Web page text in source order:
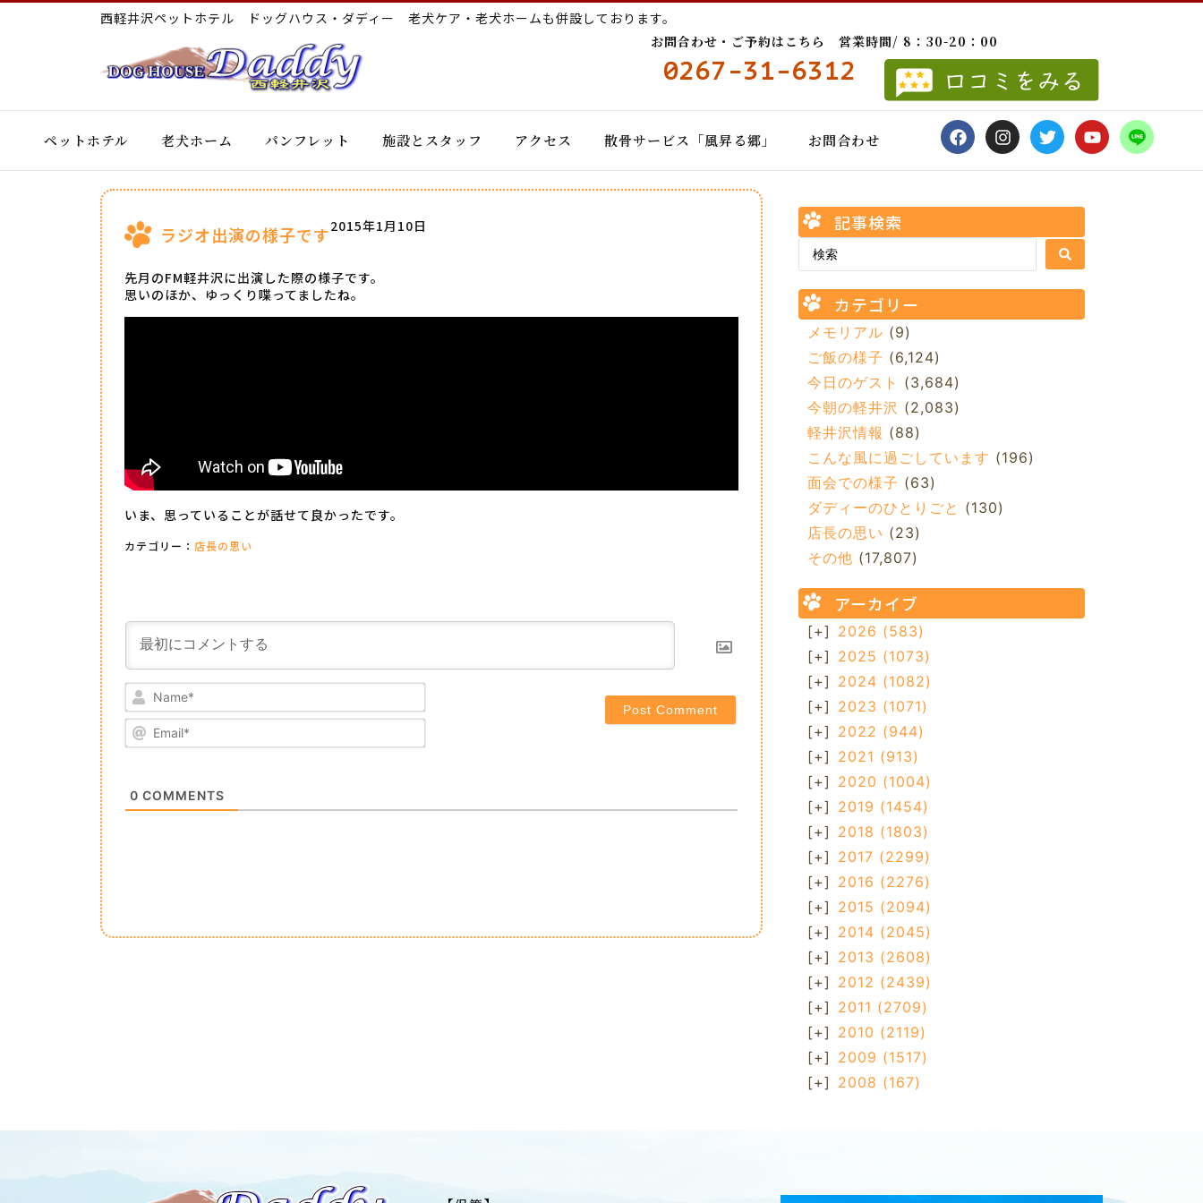
西軽井沢ペットホテル ドッグハウス・ダディー 老犬ケア・老犬ホームも併設しております。
お問合わせ・ご予約はこちら 営業時間/ 8：30-20：00
0267-31-6312
ペットホテル 老犬ホーム パンフレット 施設とスタッフ アクセス 散骨サービス「風昇る郷」 お問合わせ
ラジオ出演の様子です2015年1月10日
先月のFM軽井沢に出演した際の様子です。
思いのほか、ゆっくり喋ってましたね。
いま、思っていることが話せて良かったです。
カテゴリー： 店長の思い
Name*
Email*
0 COMMENTS
記事検索
カテゴリー
メモリアル (9)
ご飯の様子 (6,124)
今日のゲスト (3,684)
今朝の軽井沢 (2,083)
軽井沢情報 (88)
こんな風に過ごしています (196)
面会での様子 (63)
ダディーのひとりごと (130)
店長の思い (23)
その他 (17,807)
アーカイブ
[+] 2026 (583)
[+] 2025 (1073)
[+] 2024 (1082)
[+] 2023 (1071)
[+] 2022 (944)
[+] 2021 (913)
[+] 2020 (1004)
[+] 2019 (1454)
[+] 2018 (1803)
[+] 2017 (2299)
[+] 2016 (2276)
[+] 2015 (2094)
[+] 2014 (2045)
[+] 2013 (2608)
[+] 2012 (2439)
[+] 2011 (2709)
[+] 2010 (2119)
[+] 2009 (1517)
[+] 2008 (167)